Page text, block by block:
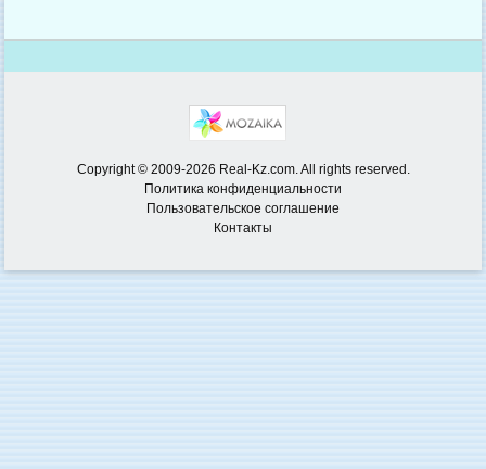
Copyright © 2009-2026 Real-Kz.com. All rights reserved.
Политика конфиденциальности
Пользовательское соглашение
Контакты